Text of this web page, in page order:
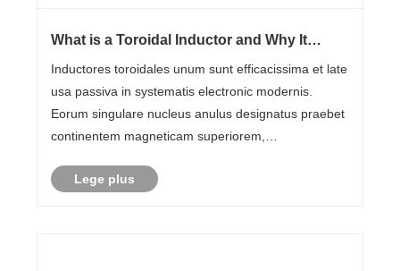
What is a Toroidal Inductor and Why It
Inductores toroidales unum sunt efficacissima et late
usa passiva in systematis electronic modernis.
Eorum singulare nucleus anulus designatus praebet
continentem magneticam superiorem,
efficaciam energiae magnae comparatae ad
Lege plus